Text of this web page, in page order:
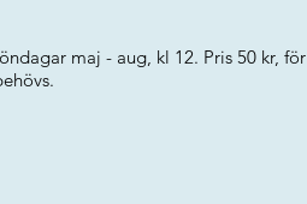
maj - aug, kl 12. Pris 50 kr, för